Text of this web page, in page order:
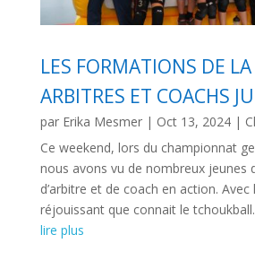
LES FORMATIONS DE LA
ARBITRES ET COACHS
par Erika Mesmer| Oct 13, 2024|
Ce weekend, lors du championnat
nous avons vu de nombreux jeunes
d’arbitre et de coach en action.
réjouissant que connait le
lire plus